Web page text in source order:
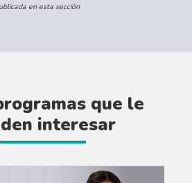
en esta sección
que le
interesar